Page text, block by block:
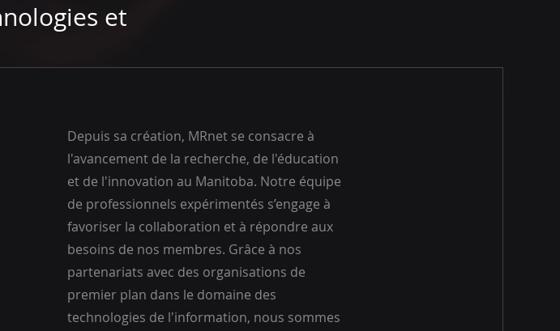
et
Depuis sa création, MRnet se consacre à
l'avancement de la recherche, de l'éducation
et de l'innovation au Manitoba. Notre équipe
de professionnels expérimentés s’engage à
favoriser la collaboration et à répondre aux
besoins de nos membres. Grâce à nos
partenariats avec des organisations de
premier plan dans le domaine des
technologies de l'information, nous sommes